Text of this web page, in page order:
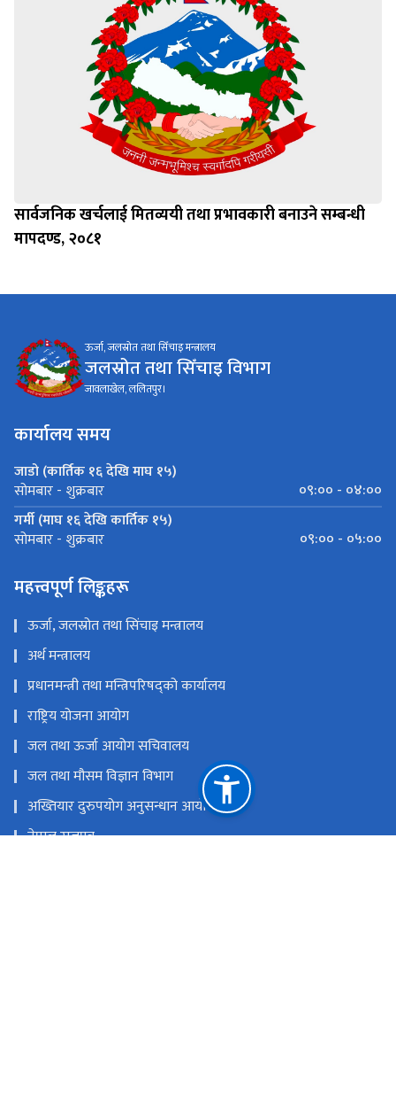
सार्वजनिक खर्चलाई मितव्ययी तथा प्रभावकारी बनाउने सम्बन्धी
मापदण्ड, २०८१
ऊर्जा, जलस्रोत तथा सिँचाइ मन्त्रालय
जलस्रोत तथा सिँचाइ विभाग
जावलाखेल, ललितपुर।
कार्यालय समय
जाडो (कार्तिक १६ देखि माघ १५)
सोमबार - शुक्रबार
०९:०० - ०४:००
गर्मी (माघ १६ देखि कार्तिक १५)
सोमबार - शुक्रबार ०९:०० - ०५:००
महत्त्वपूर्ण लिङ्कहरू
ऊर्जा, जलस्रोत तथा सिंचाइ मन्त्रालय
अर्थ मन्त्रालय
प्रधानमन्त्री तथा मन्त्रिपरिषद्को कार्यालय
राष्ट्रिय योजना आयोग
जल तथा ऊर्जा आयोग सचिवालय
जल तथा मौसम विज्ञान विभाग
अख्तियार दुरुपयोग अनुसन्धान आयोग
नेपाल राजपत्र